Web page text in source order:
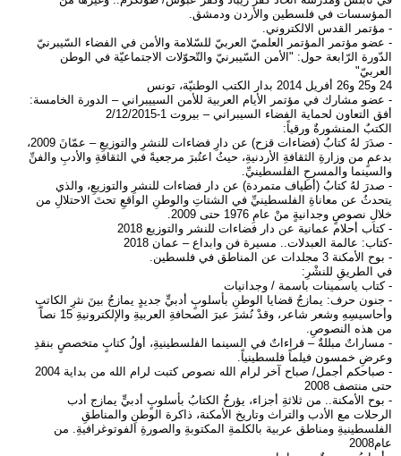
المؤسسات في فلسطين والأردن ودمشق.
- مؤتمر القدس الالكتروني.
- عضو مؤتمر المؤتمر العلميّ العربيّ للسّلامة والأمن في الفضاء السّيبرنيّ
الدّورة الرّابعة حول: "الأمن السّيبرنيّ والتّحوّلات الاجتماعيّة في الوطن
العربيّ"
24 و25 و26 أفريل 2014 بدار الكتب الوطنيّة، تونس
- عضو مشارك في مؤتمر الأيام العربية للأمن السييبراني – الدورة الخامسة:
أفق التعاون لحماية الفضاء السيبراني – بيروت 1-2/12/2015
الكتبٌ المنشورةٌ ورقياً:
- صدَرَ لهُ كتابُ (فضاءات قزح) عن دارِ فضاءات للنشرِ والتوزيعِ – عمّانَ 2009،
بدعمٍ من وزارةِ الثقافةِ الأردنيةِ، حيثُ اعتُبرَ مرجعيةً في الثقافةِ والأدبِ والفنِّ
والسينما والمسرحِ الفلسطينيِّ.
- صدرَ لهُ كتابُ (أطياف متمردة) عن دار فضاءات للنشرِ والتوزيعِ، والذي
يتحدثُ عن معاناةِ الفلسطينيِّ في الشتاتِ والوطنِ الواقعِ تحتَ الاحتلالِ من
خلالِ نصوصٍ وجدانيةٍ منْ عامِ 1976 حتى 2009.
- كتاب أحلام عمانية عن دار فضاءات للنشر والتوزيع 2018
-كتاب: عالمة العبدلات.. مسيرة فن وابداع – عمان 2018
- بوح الأمكنة 3 مجلدات عن المناطق في فلسطين.
في الطريقِ للنشْرِ:
- كتاب ياسمينات باسمة / وجدانيات
- جنون حرف: يمازجُ قضايا الوطنِ بأسلوبٍ أدبيٍّ جديدٍ يمازجُ بينَ نثرِ الكاتبِ
وأحاسيسِهِ وشعر شاعر، وقدْ نُشرَ عبرَ الصحافةِ العربيةِ والإلكترونيةِ 15 نصاً
من هذه النصوصِ.
- مساراتٌ مبللةٌ – قراءاتٌ في السينما الفلسطينيةِ، أولُ كتابٍ متخصصٍ بنقدِ
وعرضِ خمسون فيلماً فلسطينياً.
- صباحكم أجمل/ صباح آخر لرام الله نصوص كتبت لرام الله من بداية 2004
حتى منتصف 2008
- بوح الأمكنة.. من ثلاثةِ أجزاء، يؤرخُ الكتابُ بأسلوبٍ أدبيٍّ يمازج أدب
الرحلات مع الأدب والتراث وتاريخ الأمكنة، ذاكرة الوطنِ والمناطقِ
الفلسطينيةِ ومناطق عربية بالكلمةِ المكتوبةِ والصورةِ الفوتوغرافيةِ. من
عام2008